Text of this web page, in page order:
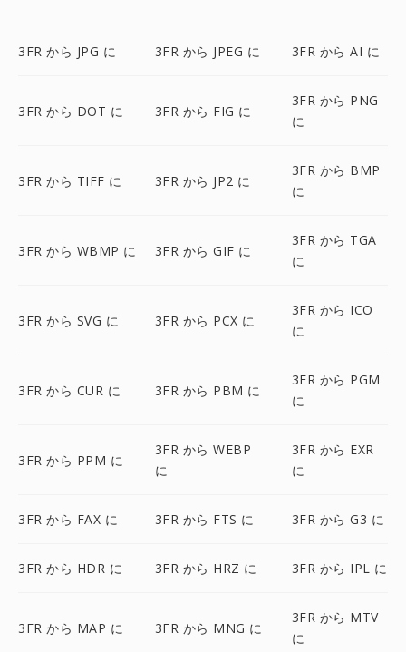
3FR から JPG に 3FR から JPEG に 3FR から AI に
3FR から DOT に 3FR から FIG に
3FR から PNG
に
3FR から TIFF に 3FR から JP2 に
3FR から BMP
に
3FR から WBMP に 3FR から GIF に
3FR から TGA
に
3FR から SVG に 3FR から PCX に
3FR から ICO
に
3FR から CUR に 3FR から PBM に
3FR から PGM
に
3FR から PPM に
3FR から WEBP
に
3FR から EXR
に
3FR から FAX に 3FR から FTS に 3FR から G3 に
3FR から HDR に 3FR から HRZ に 3FR から IPL に
3FR から MAP に 3FR から MNG に
3FR から MTV
に